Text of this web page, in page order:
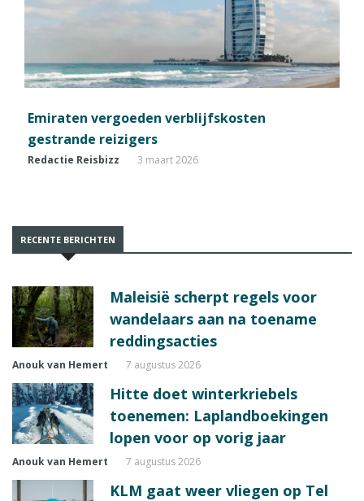
Emiraten vergoeden verblijfskosten
gestrande reizigers
Redactie Reisbizz 3 maart 2026
RECENTE BERICHTEN
Maleisië scherpt regels voor
wandelaars aan na toename
reddingsacties
Anouk van Hemert 7 augustus 2026
Hitte doet winterkriebels
toenemen: Laplandboekingen
lopen voor op vorig jaar
Anouk van Hemert 7 augustus 2026
KLM gaat weer vliegen op Tel